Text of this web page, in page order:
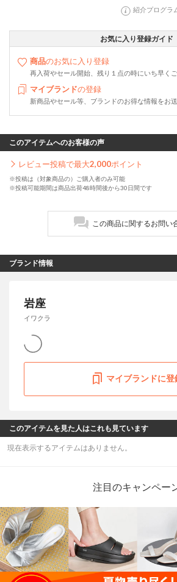
紹介プログラ
お気に入り登録ガイド
商品のお気に入り登録
再入荷やセール開始、残り１点の時にいち早く
マイブランドの登録
新商品やセール等、ブランドのお得な情報をお
このアイテムへのお客様の声
レビュー投稿で最大2,000ポイント
※投稿は（対象商品の）ご購入者のみ可能
※投稿可能期間は商品出荷48時間後から30日間です
この商品に関するお問い
ブランド情報
岩座
イワクラ
マイブランドに登
このアイテムを見た人はこれも見ています
現在表示するアイテムはありません。
注目のキャンペー